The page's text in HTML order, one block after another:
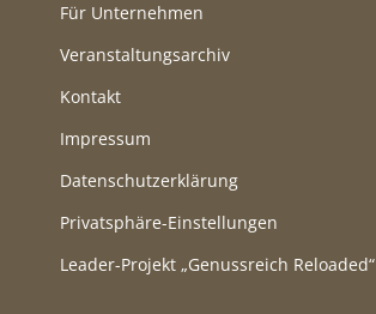
Für Unternehmen
Veranstaltungsarchiv
Kontakt
Impressum
Datenschutzerklärung
Privatsphäre-Einstellungen
Leader-Projekt „Genussreich Reloaded“